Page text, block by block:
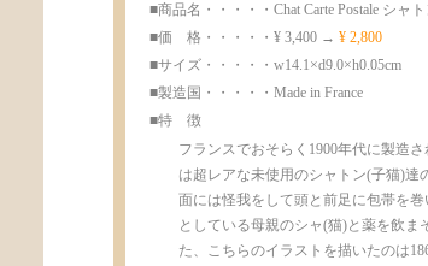
■商品名・・・・・Chat Carte Postale シャ
■価 格・・・・・¥ 3,400 → ¥ 2,800
■サイズ・・・・・w14.1×d9.0×h0.05cm
■製造国・・・・・Made in France
■特 徴
フランスでおそらく1900年代に製造
は超レアな未使用のシャトン(子猫)達
面には怪我をして頭と前足に包帯を
としている母親のシャ(猫)と薬を飲
た、こちらのイラストを描いたのは